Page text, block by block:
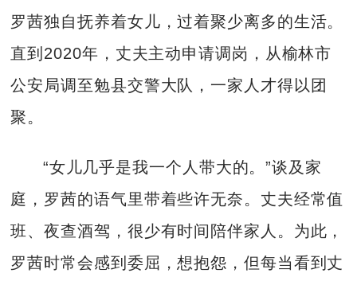
罗茜独自抚养着女儿，过着聚少离多的生活。
直到2020年，丈夫主动申请调岗，从榆林市
公安局调至勉县交警大队，一家人才得以团
聚。
“女儿几乎是我一个人带大的。”谈及家
庭，罗茜的语气里带着些许无奈。丈夫经常值
班、夜查酒驾，很少有时间陪伴家人。为此，
罗茜时常会感到委屈，想抱怨，但每当看到丈